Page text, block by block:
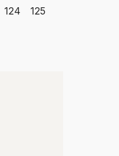
124 125